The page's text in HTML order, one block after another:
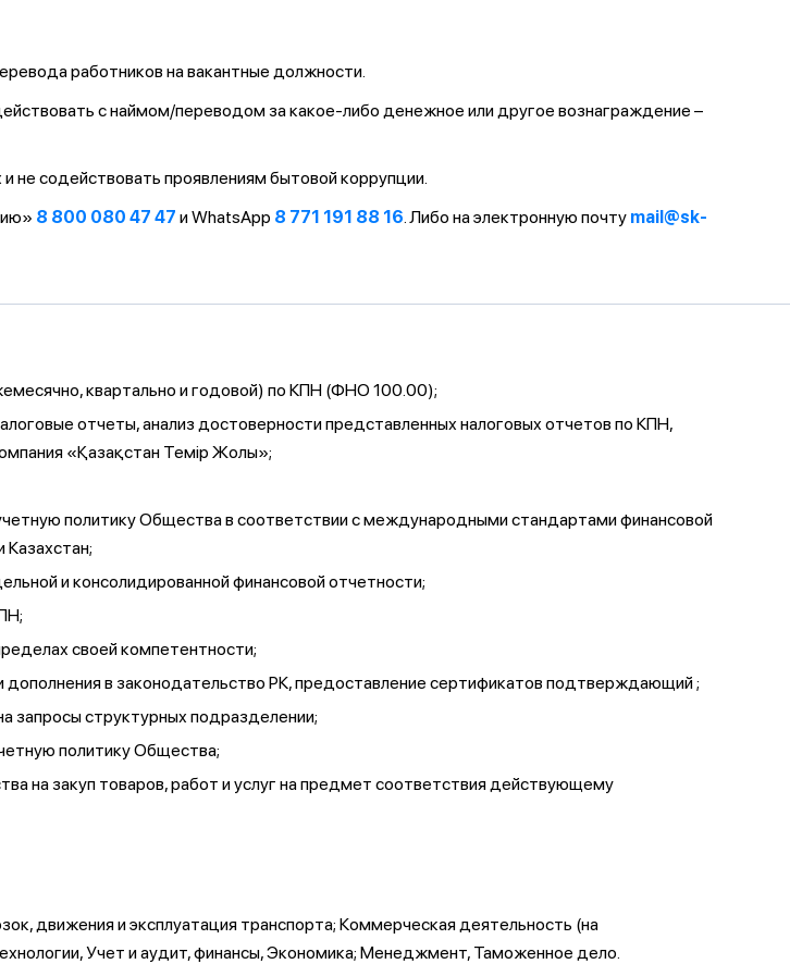
работников на вакантные должности.
с наймом/переводом за какое-либо денежное или другое вознаграждение –
не содействовать проявлениям бытовой коррупции.
8 800 080 47 47 и WhatsApp 8 771 191 88 16. Либо на электронную почту mail@sk-
квартально и годовой) по КПН (ФНО 100.00);
отчеты, анализ достоверности представленных налоговых отчетов по КПН,
«Қазақстан Темір Жолы»;
политику Общества в соответствии с международными стандартами финансовой
и консолидированной финансовой отчетности;
своей компетентности;
в законодательство РК, предоставление сертификатов подтверждающий ;
запросы структурных подразделении;
политику Общества;
на закуп товаров, работ и услуг на предмет соответствия действующему
движения и эксплуатация транспорта; Коммерческая деятельность (на
Учет и аудит, финансы, Экономика; Менеджмент, Таможенное дело.